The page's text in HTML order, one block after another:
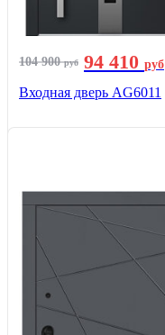
104 900руб 94 410 руб
Входная дверь AG6011